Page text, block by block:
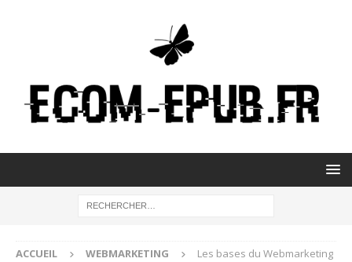
ACCUEIL WEBMARKETING Les bases du Webmarketing